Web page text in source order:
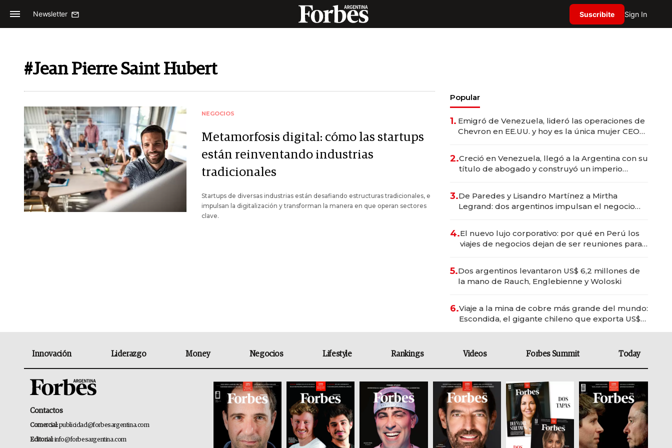
Newsletter Suscribite Sign In
#Jean Pierre Saint Hubert
NEGOCIOS
Metamorfosis digital: cómo las startups
están reinventando industrias
tradicionales
Startups de diversas industrias están desafiando estructuras tradicionales, e
impulsan la digitalización y transforman la manera en que operan sectores
clave.
Popular
1. Emigró de Venezuela, lideró las operaciones de
Chevron en EE.UU. y hoy es la única mujer CEO
2.Creció en Venezuela, llegó a la Argentina con su
título de abogado y construyó un imperio
3.De Paredes y Lisandro Martínez a Mirtha
Legrand: dos argentinos impulsan el negocio
4.El nuevo lujo corporativo: por qué en Perú los
viajes de negocios dejan de ser reuniones para
5.Dos argentinos levantaron US$ 6,2 millones de
la mano de Rauch, Englebienne y Woloski
6.Viaje a la mina de cobre más grande del mundo:
Escondida, el gigante chileno que exporta US$
Innovación Liderazgo Money Negocios Lifestyle Rankings Videos Forbes Summit Today
Contactos
Comercial:publicidad@forbesargentina.com
Editorial:info@forbesargentina.com